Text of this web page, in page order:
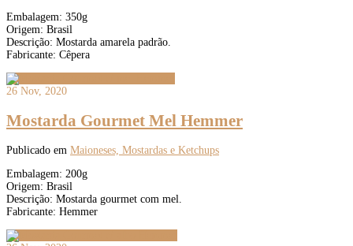
Embalagem: 350g
Origem: Brasil
Descrição: Mostarda amarela padrão.
Fabricante: Cêpera
26 Nov, 2020
Mostarda Gourmet Mel Hemmer
Publicado em Maioneses, Mostardas e Ketchups
Embalagem: 200g
Origem: Brasil
Descrição: Mostarda gourmet com mel.
Fabricante: Hemmer